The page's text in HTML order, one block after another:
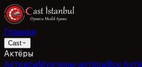
Главная
Cast
Актёры
АктрисыМужчины-актёрыВсе